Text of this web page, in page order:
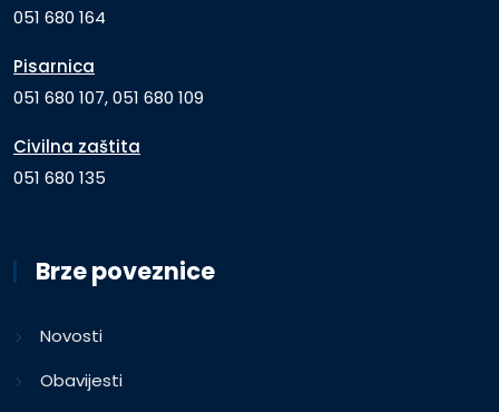
051 680 164
Pisarnica
051 680 107, 051 680 109
Civilna zaštita
051 680 135
Brze poveznice
Novosti
Obavijesti